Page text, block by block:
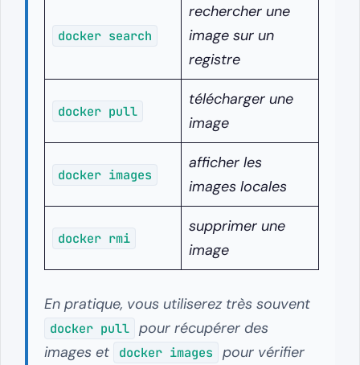
docker search
rechercher une
image sur un
registre
docker pull
télécharger une
image
docker images
afficher les
images locales
docker rmi
supprimer une
image
En pratique, vous utiliserez très souvent
docker pull pour récupérer des
images et
docker images
pour vérifier